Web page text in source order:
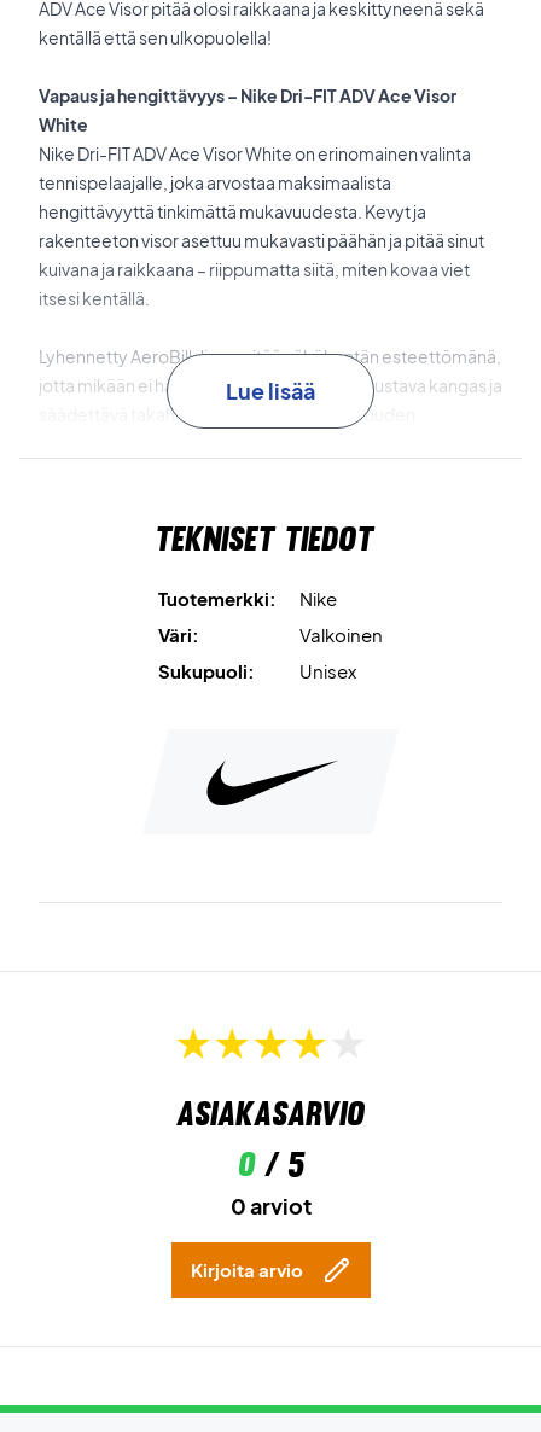
ADV Ace Visor pitää olosi raikkaana ja keskittyneenä sekä
kentällä että sen ulkopuolella!
Vapaus ja hengittävyys – Nike Dri-FIT ADV Ace Visor
White
Nike Dri-FIT ADV Ace Visor White on erinomainen valinta
tennispelaajalle, joka arvostaa maksimaalista
hengittävyyttä tinkimättä mukavuudesta. Kevyt ja
rakenteeton visor asettuu mukavasti päähän ja pitää sinut
kuivana ja raikkaana – riippumatta siitä, miten kovaa viet
itsesi kentällä.
Lyhennetty AeroBill-lippa pitää näkökentän esteettömänä,
jotta mikään ei häiritse tärkeällä hetkellä. Joustava kangas ja
säädettävä takahihna mahdollistavat istuvuuden
Nike Dri-FIT ADVpitää olosi kuivana ja mukavana koko
näkökentän ja vähentää häiriöitä pelin aikana.
suojaa auringolta niissä kohdissa, jotka jäävät
muokkaamista.
90% polyesteri / 10% spandex (pääosa).
Valkoinen/Anthracite/Musta.
Lue lisää
Tekniset tiedot
Tuotemerkki:
Nike
Väri:
Valkoinen
Sukupuoli:
Unisex
Asiakasarvio
0/ 5
0 arviot
Kirjoita arvio